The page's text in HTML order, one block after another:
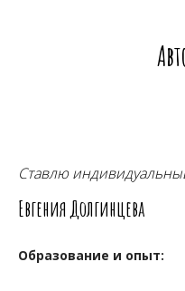
Ставлю
Евгения Долгинцева
Образование и опыт: